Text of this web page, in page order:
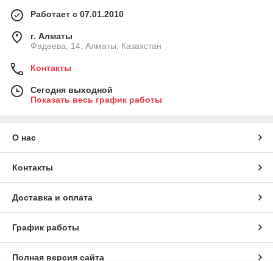
Работает с 07.01.2010
г. Алматы
Фадеева, 14, Алматы, Казахстан
Контакты
Сегодня выходной
Показать весь график работы
О нас
Контакты
Доставка и оплата
График работы
Полная версия сайта